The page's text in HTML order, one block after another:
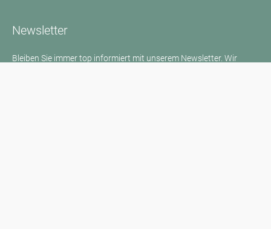
Newsletter
Bleiben Sie immer top informiert mit unserem Newsletter. Wir